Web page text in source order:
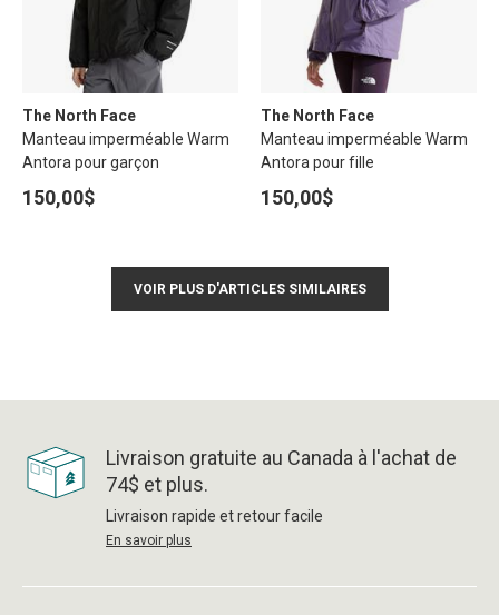
The North Face
Manteau imperméable Warm
Antora pour garçon
150,00$
The North Face
Manteau imperméable Warm
Antora pour fille
150,00$
VOIR PLUS D'ARTICLES SIMILAIRES
Livraison gratuite au Canada à l'achat de
74$ et plus.
Livraison rapide et retour facile
En savoir plus